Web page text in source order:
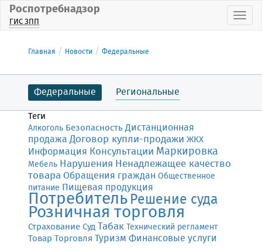
Роспотребнадзор
ГИС ЗПП
Главная Новости Федеральные
Федеральные Региональные
Теги
Алкоголь БезопасностьДистанционная
продажа Договор купли-продажи ЖКХ
Информация Консультации Маркировка
Мебель Нарушения Ненадлежащее качество
товара Обращения граждан Общественное
питание Пищевая продукция
ПотребительРешение суда
Розничная торговля
СтрахованиеСудТабакТехнический регламент
Товар Торговля Туризм Финансовые услуги